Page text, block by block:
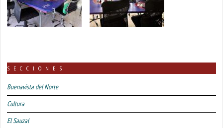
SECCIONES
Buenavista del Norte
Cultura
El Sauzal